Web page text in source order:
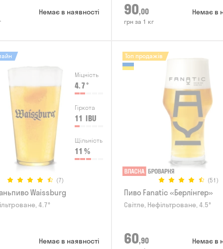
Немає в наявності 90,00
грн за 1 кг
Немає в
Міцність
4.7 °
Гіркота
11 IBU
Щільність
11 %
(7)
Waissburg
4.7°
Немає в наявності
(51)
Топ продажів
Пиво Fanatic «Берлінгер»
Світле, Нефільтроване, 4.5°
60,90 Немає в